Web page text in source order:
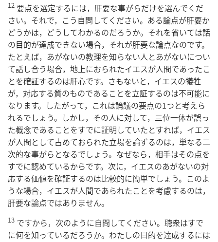
12 要点を選定するには，肝要な事がらだけを選んでくだ
さい。それで，こう自問してください。ある論点が肝要か
どうかは，どうしてわかるのだろうか。それを省いては話
の目的が達成できない場合，それが肝要な論点なのです。
たとえば，あがないの教理を知らない人とあがないについ
て話し合う場合，地上におられたイエスが人間であったこ
とを確証するのは肝心です。さもないと，イエスの犠牲
が，対応する質のものであることを立証するのは不可能に
なります。したがって，これは論議の要点の1つと考えら
れるでしょう。しかし，その人に対して，三位一体が誤っ
た概念であることをすでに証明していたとすれば，イエス
が人間として占めておられた立場を論ずるのは，単なる二
次的な事がらとなるでしょう。なぜなら，相手はその点を
すでに認めているからです。次に，イエスのあがないの対
応する価値を確証するのは比較的に簡単でしょう。このよ
うな場合，イエスが人間であられたことを考慮するのは，
肝要な論点ではありません。
13 ですから，次のように自問してください。聴衆はすで
に何を知っているだろうか。わたしの目的を達成するには